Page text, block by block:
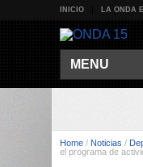
INICIO LA ONDA
MENU
Home / Noticias /
el programa de